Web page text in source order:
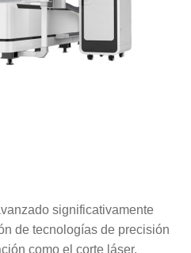
significativamente
de tecnologías de precisión
como el corte láser.